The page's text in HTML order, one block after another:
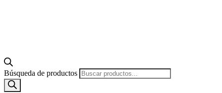
Búsqueda de productos